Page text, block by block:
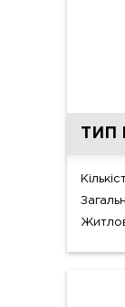
ТИП